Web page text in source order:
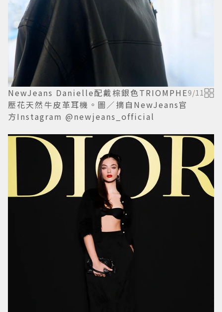
NewJeans Danielle配戴棕銀色TRIOMPHE
壓花天然牛皮革耳機。圖／摘自NewJeans官
方Instagram @newjeans_official
9/11